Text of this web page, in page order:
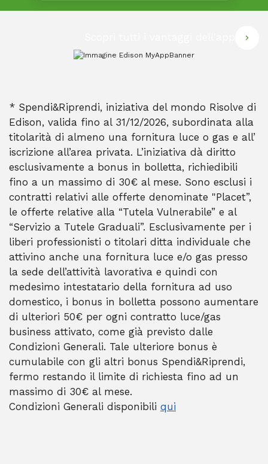
* Spendi&Riprendi, iniziativa del mondo Risolve di
Edison, valida fino al 31/12/2026, subordinata alla
titolarità di almeno una fornitura luce o gas e all’
iscrizione all’area privata. L’iniziativa dà diritto
esclusivamente a bonus in bolletta, richiedibili
fino a un massimo di 30€ al mese. Sono esclusi i
contratti relativi alle offerte denominate "Placet”,
le offerte relative alla “Tutela Vulnerabile” e al
“Servizio a Tutele Graduali”. Esclusivamente per i
liberi professionisti o titolari ditta individuale che
attivino anche una fornitura luce e/o gas presso
la sede dell’attività lavorativa e quindi con
medesimo intestatario della fornitura ad uso
domestico, i bonus in bolletta possono aumentare
di ulteriori 50€ per ogni contratto luce/gas
business attivato, come già previsto dalle
Condizioni Generali. Tale ulteriore bonus è
cumulabile con gli altri bonus Spendi&Riprendi,
fermo restando il limite di richiesta fino ad un
massimo di 30€ al mese.
Condizioni Generali disponibili qui